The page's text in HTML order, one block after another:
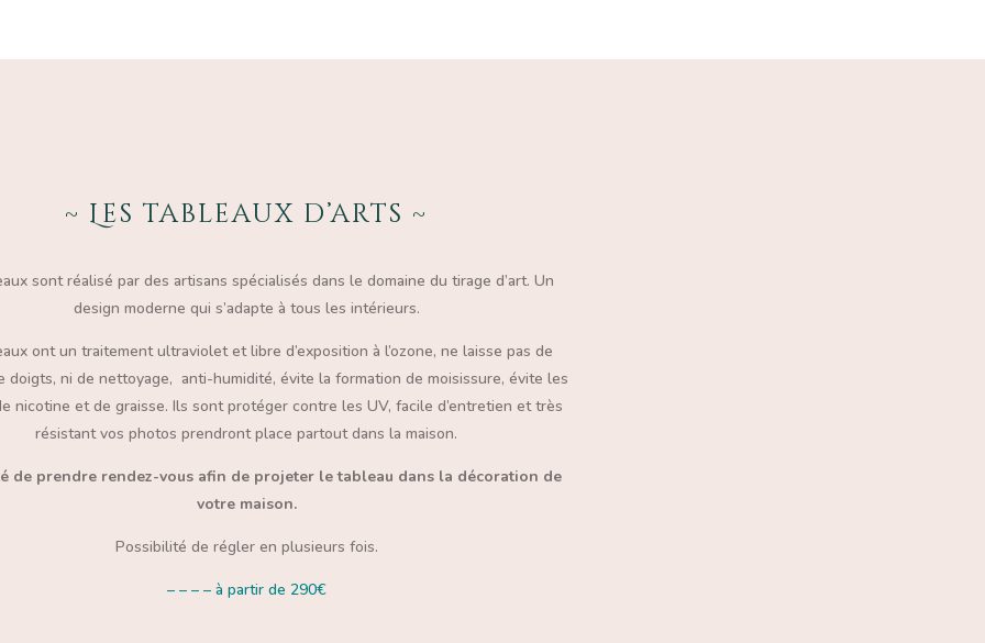
~ Les tableaux d’arts ~
sont réalisé par des artisans spécialisés dans le domaine du tirage d’art. Un
design moderne qui s’adapte à tous les intérieurs.
ont un traitement ultraviolet et libre d’exposition à l’ozone, ne laisse pas de
doigts, ni de nettoyage, anti-humidité, évite la formation de moisissure, évite les
nicotine et de graisse. Ils sont protéger contre les UV, facile d’entretien et très
résistant vos photos prendront place partout dans la maison.
de prendre rendez-vous afin de projeter le tableau dans la décoration de
votre maison.
Possibilité de régler en plusieurs fois.
– – – – à partir de 290€